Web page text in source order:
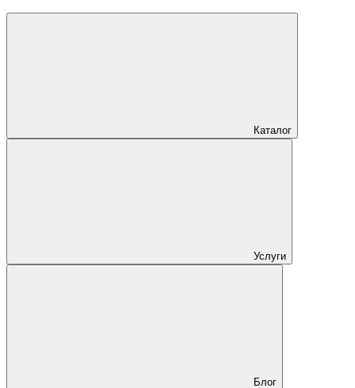
Каталог
Услуги
Блог